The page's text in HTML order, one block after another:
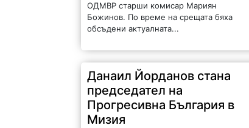
ОДМВР старши комисар Мариян
Божинов. По време на срещата бяха
обсъдени актуалната...
Данаил Йорданов стана
председател на
Прогресивна България в
Мизия